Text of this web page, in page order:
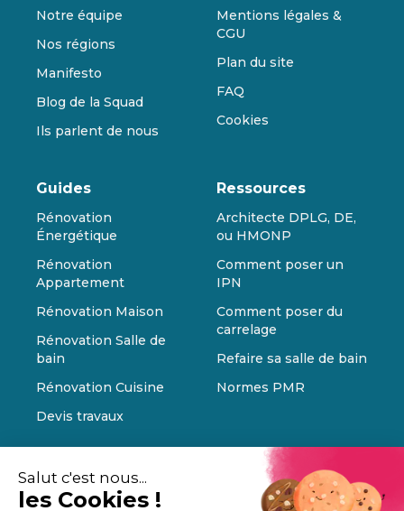
Salut c'est nous...
les Cookies !
Notre équipe
Nos régions
Manifesto
Blog de la Squad
Ils parlent de nous
Mentions légales &
CGU
Plan du site
FAQ
Cookies
Guides
Rénovation
Énergétique
Rénovation
Appartement
Rénovation Maison
Rénovation Salle de
bain
Rénovation Cuisine
Devis travaux
Ressources
Architecte DPLG, DE,
ou HMONP
Comment poser un
IPN
Comment poser du
carrelage
Refaire sa salle de bain
Normes PMR